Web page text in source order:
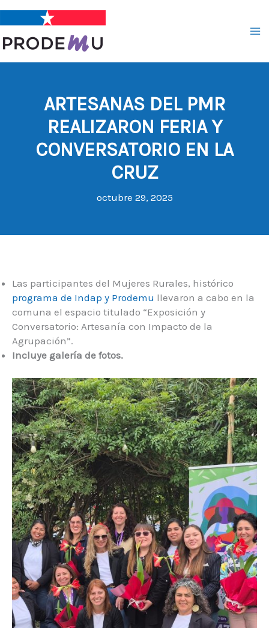
contenido
ARTESANAS DEL PMR
REALIZARON FERIA Y
CONVERSATORIO EN LA
CRUZ
octubre 29, 2025
Las participantes del Mujeres Rurales, histórico
programa de Indap y Prodemu llevaron a cabo en la
comuna el espacio titulado “Exposición y
Conversatorio: Artesanía con Impacto de la
Agrupación”.
Incluye galería de fotos.